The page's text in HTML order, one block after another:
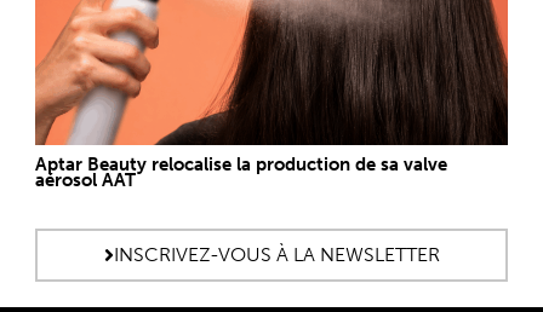
Aptar Beauty relocalise la production de sa valve
aérosol AAT
INSCRIVEZ-VOUS À LA NEWSLETTER